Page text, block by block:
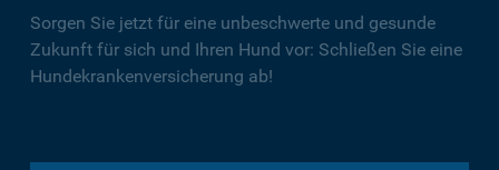
Sorgen Sie jetzt für eine unbeschwerte und gesunde
Zukunft für sich und Ihren Hund vor: Schließen Sie eine
Hundekrankenversicherung ab!